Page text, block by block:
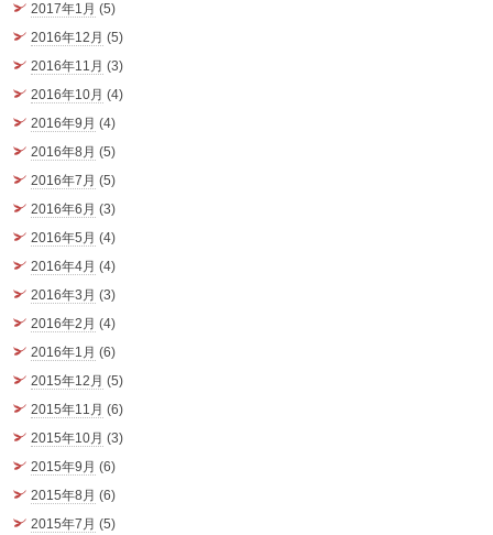
2017年1月 (5)
2016年12月 (5)
2016年11月 (3)
2016年10月 (4)
2016年9月 (4)
2016年8月 (5)
2016年7月 (5)
2016年6月 (3)
2016年5月 (4)
2016年4月 (4)
2016年3月 (3)
2016年2月 (4)
2016年1月 (6)
2015年12月 (5)
2015年11月 (6)
2015年10月 (3)
2015年9月 (6)
2015年8月 (6)
2015年7月 (5)